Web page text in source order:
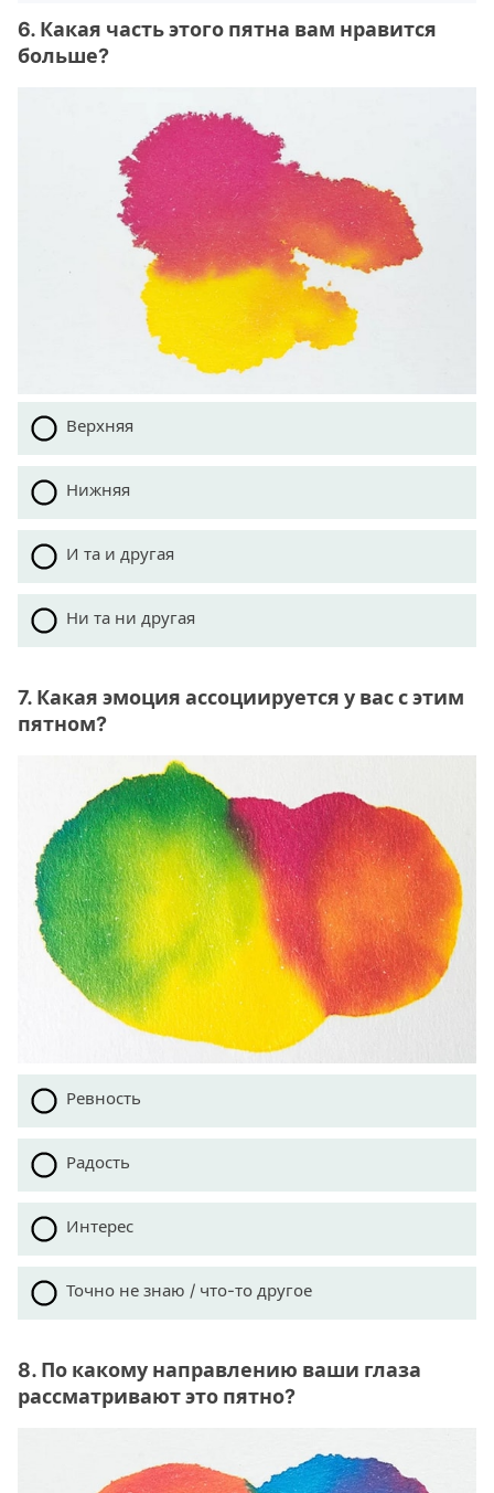
6. Какая часть этого пятна вам нравится
больше?
Верхняя
Нижняя
И та и другая
Ни та ни другая
7. Какая эмоция ассоциируется у вас с этим
пятном?
Ревность
Радость
Интерес
Точно не знаю / что-то другое
8. По какому направлению ваши глаза
рассматривают это пятно?